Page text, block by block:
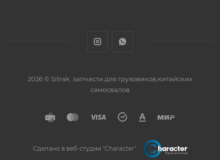
2026 © Sitrak: запчасти для грузовиков,китайских
самосвалов
Сделано в веб-студии "Character"